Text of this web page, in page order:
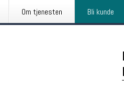
Om tjenesten Bli kunde